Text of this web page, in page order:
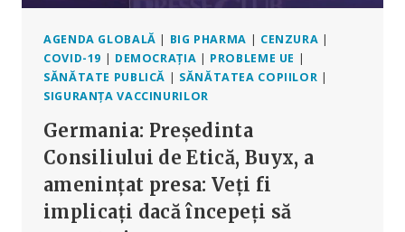
AGENDA GLOBALĂ | BIG PHARMA | CENZURA |
COVID-19 | DEMOCRAȚIA | PROBLEME UE |
SĂNĂTATE PUBLICĂ | SĂNĂTATEA COPIILOR |
SIGURANȚA VACCINURILOR
Germania: Președinta
Consiliului de Etică, Buyx, a
amenințat presa: Veți fi
implicați dacă începeți să